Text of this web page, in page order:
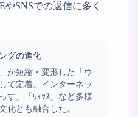
SNSでの返信に多く
グの進化
が短縮・変形した「ウ
て定着。インターネッ
す」「ｳｨｯｽ」など多様
化とも融合した。